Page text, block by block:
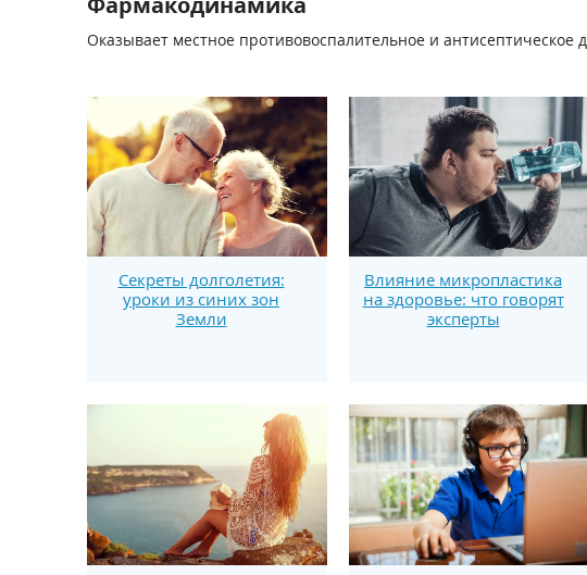
Оказывает местное противовоспалительное и антисептическое
Секреты долголетия:
уроки из синих зон
Земли
Влияние микропластика
на здоровье: что говорят
эксперты